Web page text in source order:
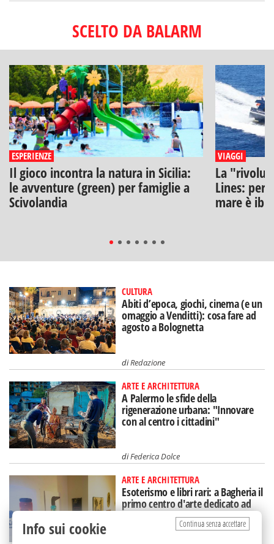
SCELTO DA BALARM
ESPERIENZE
Il gioco incontra la natura in Sicilia:
le avventure (green) per famiglie a
Scivolandia
VIAGGI
La
Lines:
mare è
CULTURA
Abiti d’epoca, giochi, cinema (e un
omaggio a Venditti): cosa fare ad
agosto a Bolognetta
diRedazione
ARTE E ARCHITETTURA
A Palermo le sfide della
rigenerazione urbana: "Innovare
con al centro i cittadini"
diFederica Dolce
ARTE E ARCHITETTURA
Esoterismo e libri rari: a Bagheria il
primo centro d'arte dedicato ad
Aleister Crowley
Continua senza accettare
Info sui cookie